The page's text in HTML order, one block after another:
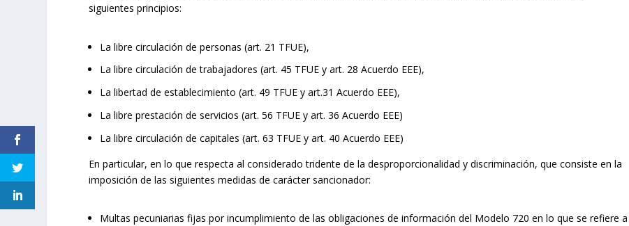
siguientes principios:
La libre circulación de personas (art. 21 TFUE),
La libre circulación de trabajadores (art. 45 TFUE y art. 28 Acuerdo EEE),
La libertad de establecimiento (art. 49 TFUE y art.31 Acuerdo EEE),
La libre prestación de servicios (art. 56 TFUE y art. 36 Acuerdo EEE)
La libre circulación de capitales (art. 63 TFUE y art. 40 Acuerdo EEE)
En particular, en lo que respecta al considerado tridente de la desproporcionalidad y discriminación, que consiste en la
imposición de las siguientes medidas de carácter sancionador:
Multas pecuniarias fijas por incumplimiento de las obligaciones de información del Modelo 720 en lo que se refiere a